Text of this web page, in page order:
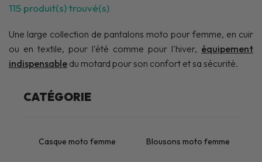
115 produit(s) trouvé(s)
Une large collection de pantalons moto pour femme, en cuir
ou en textile, pour l'été comme pour l'hiver, équipement
indispensable du motard pour son confort et sa sécurité.
CATÉGORIE
Casque moto femme Blousons moto femme